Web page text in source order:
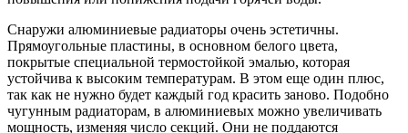
Снаружи алюминиевые радиаторы очень эстетичны.
Прямоугольные пластины, в основном белого цвета,
покрытые специальной термостойкой эмалью, которая
устойчива к высоким температурам. В этом еще один плюс,
так как не нужно будет каждый год красить заново. Подобно
чугунным радиаторам, в алюминиевых можно увеличивать
мощность, изменяя число секций. Они не поддаются